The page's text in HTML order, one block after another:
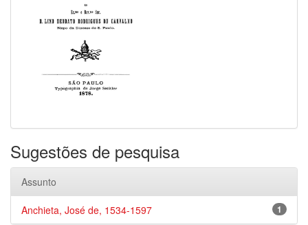
Sugestões de pesquisa
Assunto
1
Anchieta, José de, 1534-1597